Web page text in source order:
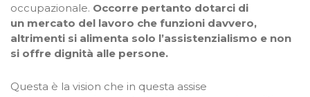
occupazionale. Occorre pertanto dotarci di
un mercato del lavoro che funzioni davvero,
altrimenti si alimenta solo l’assistenzialismo e non
si offre dignità alle persone.
Questa è la vision che in questa assise